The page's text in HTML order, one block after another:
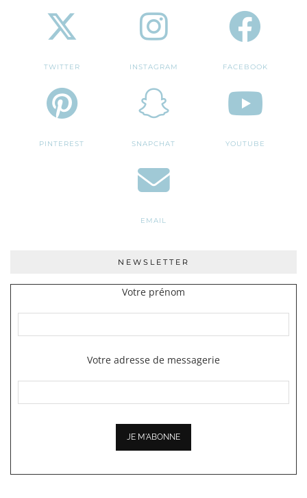
TWITTER INSTAGRAM FACEBOOK
PINTEREST SNAPCHAT YOUTUBE
EMAIL
NEWSLETTER
Votre prénom
Votre adresse de messagerie